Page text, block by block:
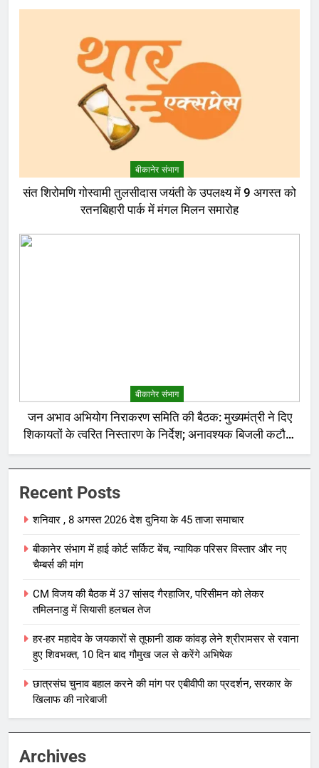
बीकानेर संभाग
संत शिरोमणि गोस्वामी तुलसीदास जयंती के उपलक्ष्य में 9 अगस्त को
रतनबिहारी पार्क में मंगल मिलन समारोह
बीकानेर संभाग
जन अभाव अभियोग निराकरण समिति की बैठक: मुख्यमंत्री ने दिए
शिकायतों के त्वरित निस्तारण के निर्देश; अनावश्यक बिजली कटौती
पर सख्त रुख
Recent Posts
शनिवार , 8 अगस्त 2026 देश दुनिया के 45 ताजा समाचार
बीकानेर संभाग में हाई कोर्ट सर्किट बेंच, न्यायिक परिसर विस्तार और नए
चैम्बर्स की मांग
CM विजय की बैठक में 37 सांसद गैरहाजिर, परिसीमन को लेकर
तमिलनाडु में सियासी हलचल तेज
हर-हर महादेव के जयकारों से तूफानी डाक कांवड़ लेने श्रीरामसर से रवाना
हुए शिवभक्त, 10 दिन बाद गौमुख जल से करेंगे अभिषेक
छात्रसंघ चुनाव बहाल करने की मांग पर एबीवीपी का प्रदर्शन, सरकार के
खिलाफ की नारेबाजी
Archives